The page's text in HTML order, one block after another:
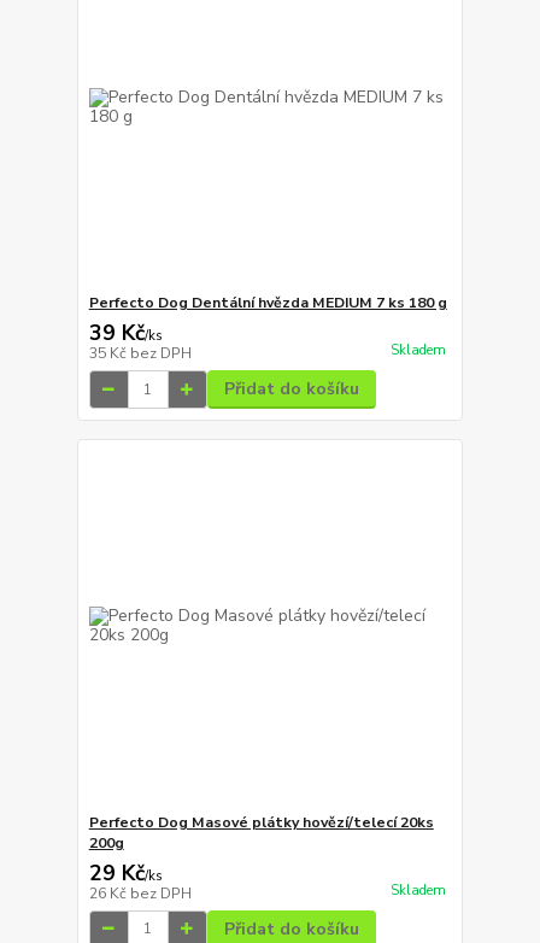
Perfecto Dog Dentální hvězda MEDIUM 7 ks 180 g
39 Kč/ks
35 Kč bez DPH Skladem
Přidat do košíku
Perfecto Dog Masové plátky hovězí/telecí 20ks
200g
29 Kč/ks
26 Kč bez DPH Skladem
Přidat do košíku